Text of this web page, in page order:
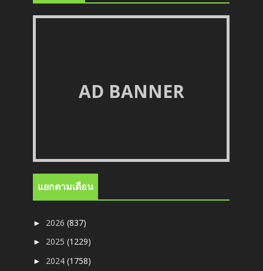
AD BANNER
แยกตามเดือน
► 2026(837)
► 2025(1229)
► 2024(1758)